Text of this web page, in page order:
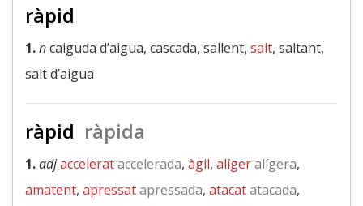
ràpid
1.ncaiguda d’aigua, cascada, sallent, salt, saltant,
salt d’aigua
ràpid ràpida
1.adjaccelerataccelerada, àgil, alígeralígera,
amatent, apressatapressada, atacatatacada,